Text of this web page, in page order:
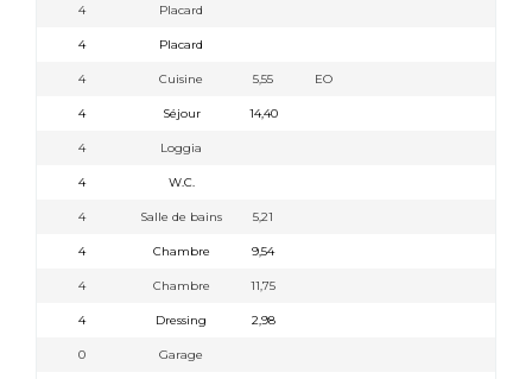
4 Placard
4 Placard
4 Cuisine 5,55 EO
4 Séjour 14,40
4 Loggia
4 W.C.
4 Salle de bains 5,21
4 Chambre 9,54
4 Chambre 11,75
4 Dressing 2,98
0 Garage